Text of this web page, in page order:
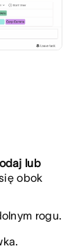
lub
obok
rogu.